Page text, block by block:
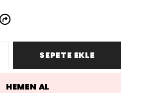
SEPETE EKLE
HEMEN AL